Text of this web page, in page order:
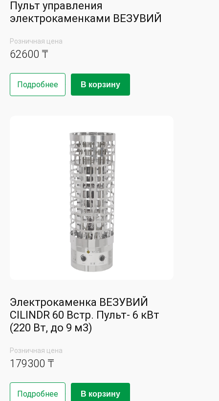
Пульт управления
электрокаменками ВЕЗУВИЙ
Розничная цена
62600 ₸
Подробнее В корзину
Электрокаменка ВЕЗУВИЙ
CILINDR 60 Встр. Пульт- 6 кВт
(220 Вт, до 9 м3)
Розничная цена
179300 ₸
Подробнее В корзину